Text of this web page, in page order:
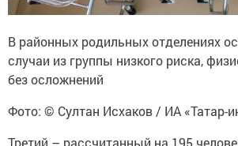
В районных родильных отделениях
случаи из группы низкого риска,
без осложнений
Фото: © Султан Исхаков / ИА «Татар-
Третий – рассчитанный на 195